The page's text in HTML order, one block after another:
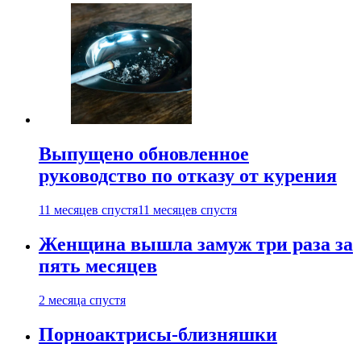
Выпущено обновленное
руководство по отказу от курения
11 месяцев спустя11 месяцев спустя
Женщина вышла замуж три раза за
пять месяцев
2 месяца спустя
Порноактрисы-близняшки